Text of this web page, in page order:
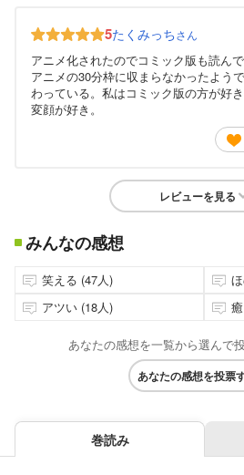
5たくみっちさん
アニメ化されたのでコミック版も読ん
アニメの30分枠に収まらなかったよう
わっている。私はコミック版の方が好
変顔が好き。
レビューを見る
みんなの感想
笑える (47人)
アツい (18人)
あなたの感想を一覧から選んで
あなたの感想を投票
巻読み